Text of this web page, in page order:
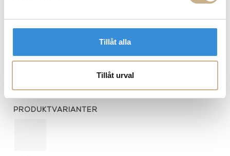
Tillåt alla
Tillåt urval
Urna - Vase Farfalle colour
PRODUKTVARIANTER